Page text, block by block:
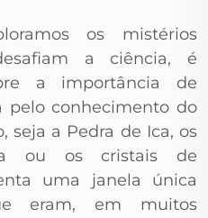
os mistérios
a ciência, é
a importância de
pelo conhecimento do
seja a Pedra de Ica, os
ou os cristais de
uma janela única
eram, em muitos